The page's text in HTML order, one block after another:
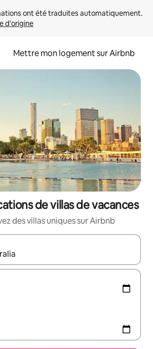
d'origine
Mettre mon logement sur Airbnb
de villas de vacances
des villas uniques sur Airbnb
s'affichent, utilisez les flèches vers le